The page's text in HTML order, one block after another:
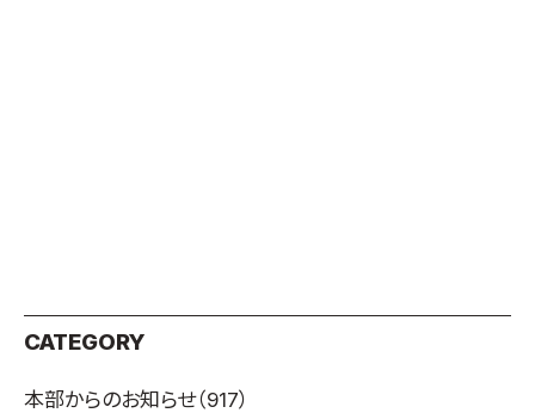
CATEGORY
本部からのお知らせ（917）